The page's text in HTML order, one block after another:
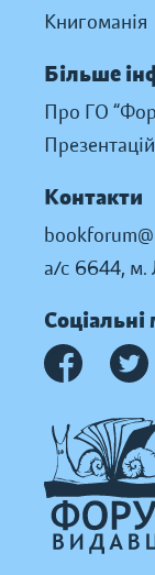
Книгоманія
Більше
Про ГО
Контакти
а/с 6644, м.